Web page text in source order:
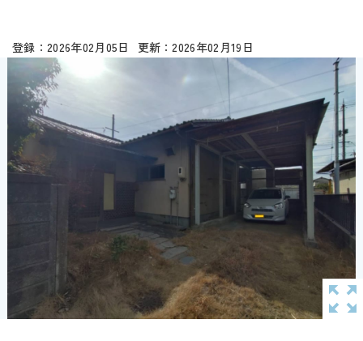
2026年02月05日 2026年02月19日